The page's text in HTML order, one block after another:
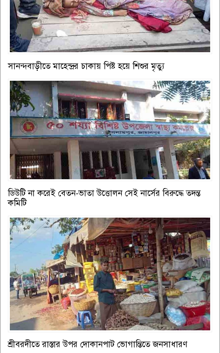
সানন্দবাড়ীতে মাহেন্দ্রর চাকায় পিষ্ট হয়ে শিশুর মৃত্যু
ডিউটি না করেই বেতন-ভাতা উত্তোলন সেই নার্সের বিরুদ্ধে তদন্ত
কমিটি
শ্রীবরদীতে রাস্তার উপর দোকানপাট ভোগান্তিতে জনসাধারণ